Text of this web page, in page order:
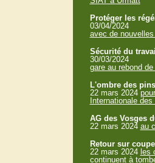
Protéger les
03/04/2024
avec de
Sécurité du
30/03/2024
gare au rebond
L'ombre des
22 mars 2024
Internationale des
AG des Vosges
22 mars 2024 au
Retour sur
22 mars 2024 les
continuent à